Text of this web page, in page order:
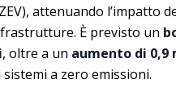
attenuando l’impatto
È previsto un
, oltre a un aumento di 0,9
a zero emissioni.